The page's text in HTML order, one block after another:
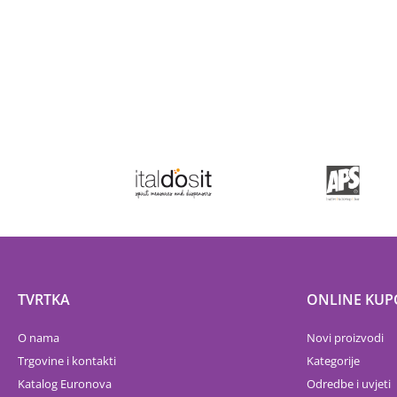
TVRTKA
O nama
Trgovine i kontakti
Katalog Euronova
ONLINE
Novi proizvodi
Kategorije
Odredbe i uvjeti